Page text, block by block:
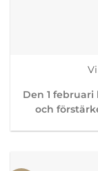
Den 1
och